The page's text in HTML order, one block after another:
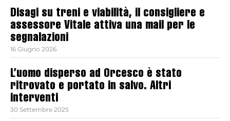
Disagi su treni e viabilità, il consigliere e
assessore Vitale attiva una mail per le
segnalazioni
16 Giugno 2026
L’uomo disperso ad Orcesco è stato
ritrovato e portato in salvo. Altri
interventi
30 Settembre 2025